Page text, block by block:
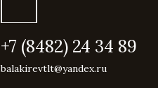
+7 (8482) 24 34 89
balakirevtlt@yandex.ru